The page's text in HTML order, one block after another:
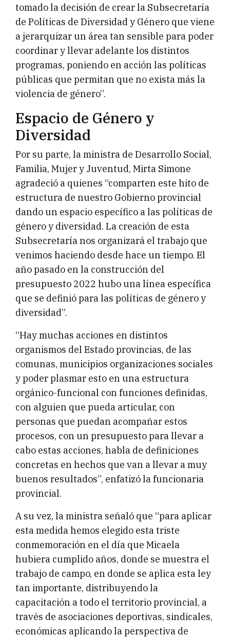
tomado la decisión de crear la Subsecretaría
de Políticas de Diversidad y Género que viene
a jerarquizar un área tan sensible para poder
coordinar y llevar adelante los distintos
programas, poniendo en acción las políticas
públicas que permitan que no exista más la
violencia de género”.
Espacio de Género y
Diversidad
Por su parte, la ministra de Desarrollo Social,
Familia, Mujer y Juventud, Mirta Simone
agradeció a quienes “comparten este hito de
estructura de nuestro Gobierno provincial
dando un espacio específico a las políticas de
género y diversidad. La creación de esta
Subsecretaría nos organizará el trabajo que
venimos haciendo desde hace un tiempo. El
año pasado en la construcción del
presupuesto 2022 hubo una línea específica
que se definió para las políticas de género y
diversidad”.
“Hay muchas acciones en distintos
organismos del Estado provincias, de las
comunas, municipios organizaciones sociales
y poder plasmar esto en una estructura
orgánico-funcional con funciones definidas,
con alguien que pueda articular, con
personas que puedan acompañar estos
procesos, con un presupuesto para llevar a
cabo estas acciones, habla de definiciones
concretas en hechos que van a llevar a muy
buenos resultados”, enfatizó la funcionaria
provincial.
A su vez, la ministra señaló que “para aplicar
esta medida hemos elegido esta triste
conmemoración en el día que Micaela
hubiera cumplido años, donde se muestra el
trabajo de campo, en donde se aplica esta ley
tan importante, distribuyendo la
capacitación a todo el territorio provincial, a
través de asociaciones deportivas, sindicales,
económicas aplicando la perspectiva de